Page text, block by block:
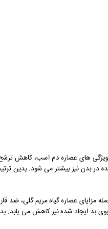
ویژگی های عصاره دم اسب، کاهش
در بدن نیز بیشتر می شود. بدین
مزایای عصاره گیاه مریم گلی،
بد ایجاد شده نیز کاهش می یابد.